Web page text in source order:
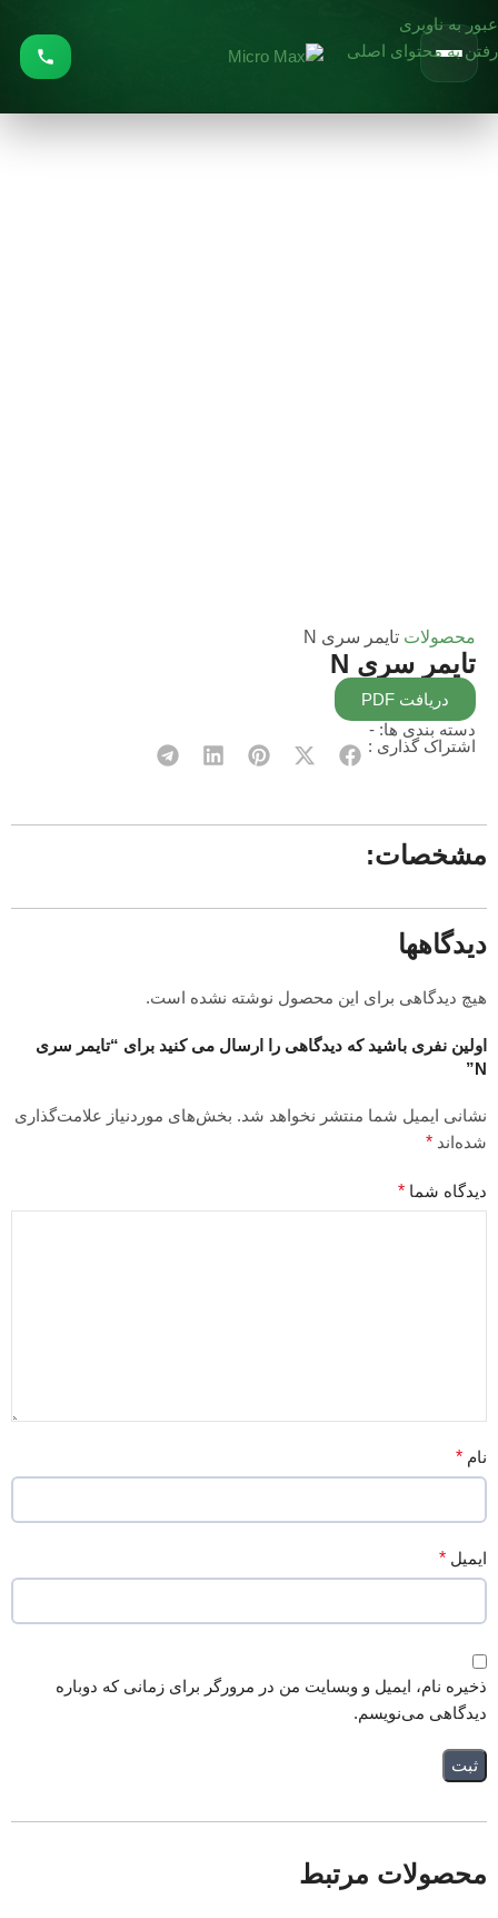
عبور به ناوبری
رفتن به محتوای اصلی
محصولات تایمر سری N
تایمر سری N
دریافت PDF
دسته بندی ها: -
اشتراک گذاری :
مشخصات:
دیدگاهها
هیچ دیدگاهی برای این محصول نوشته نشده است.
اولین نفری باشید که دیدگاهی را ارسال می کنید برای “تایمر سری
N”
نشانی ایمیل شما منتشر نخواهد شد. بخش‌های موردنیاز علامت‌گذاری
شده‌اند *
دیدگاه شما *
نام *
ایمیل *
ذخیره نام، ایمیل و وبسایت من در مرورگر برای زمانی که دوباره
دیدگاهی می‌نویسم.
محصولات مرتبط